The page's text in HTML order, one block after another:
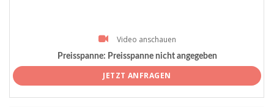
Video anschauen
Preisspanne: Preisspanne nicht angegeben
JETZT ANFRAGEN